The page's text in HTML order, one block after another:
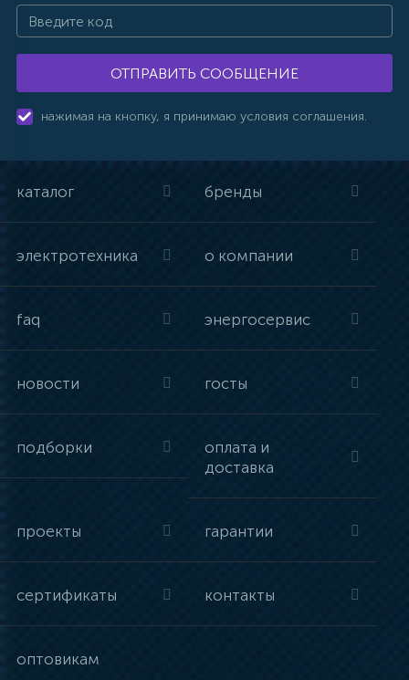
ОТПРАВИТЬ СООБЩЕНИЕ
нажимая на кнопку, я принимаю условия соглашения.
каталог бренды
электротехника о компании
faq энергосервис
новости госты
подборки
оплата и
доставка
проекты гарантии
сертификаты контакты
оптовикам